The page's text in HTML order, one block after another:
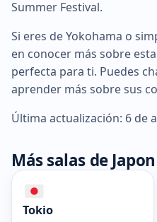
Summer Festival.
Si eres de Yokohama o
en conocer más sobre
perfecta para ti. Puedes
aprender más sobre sus
Última actualización: 6 de
Más salas de Japon
Tokio